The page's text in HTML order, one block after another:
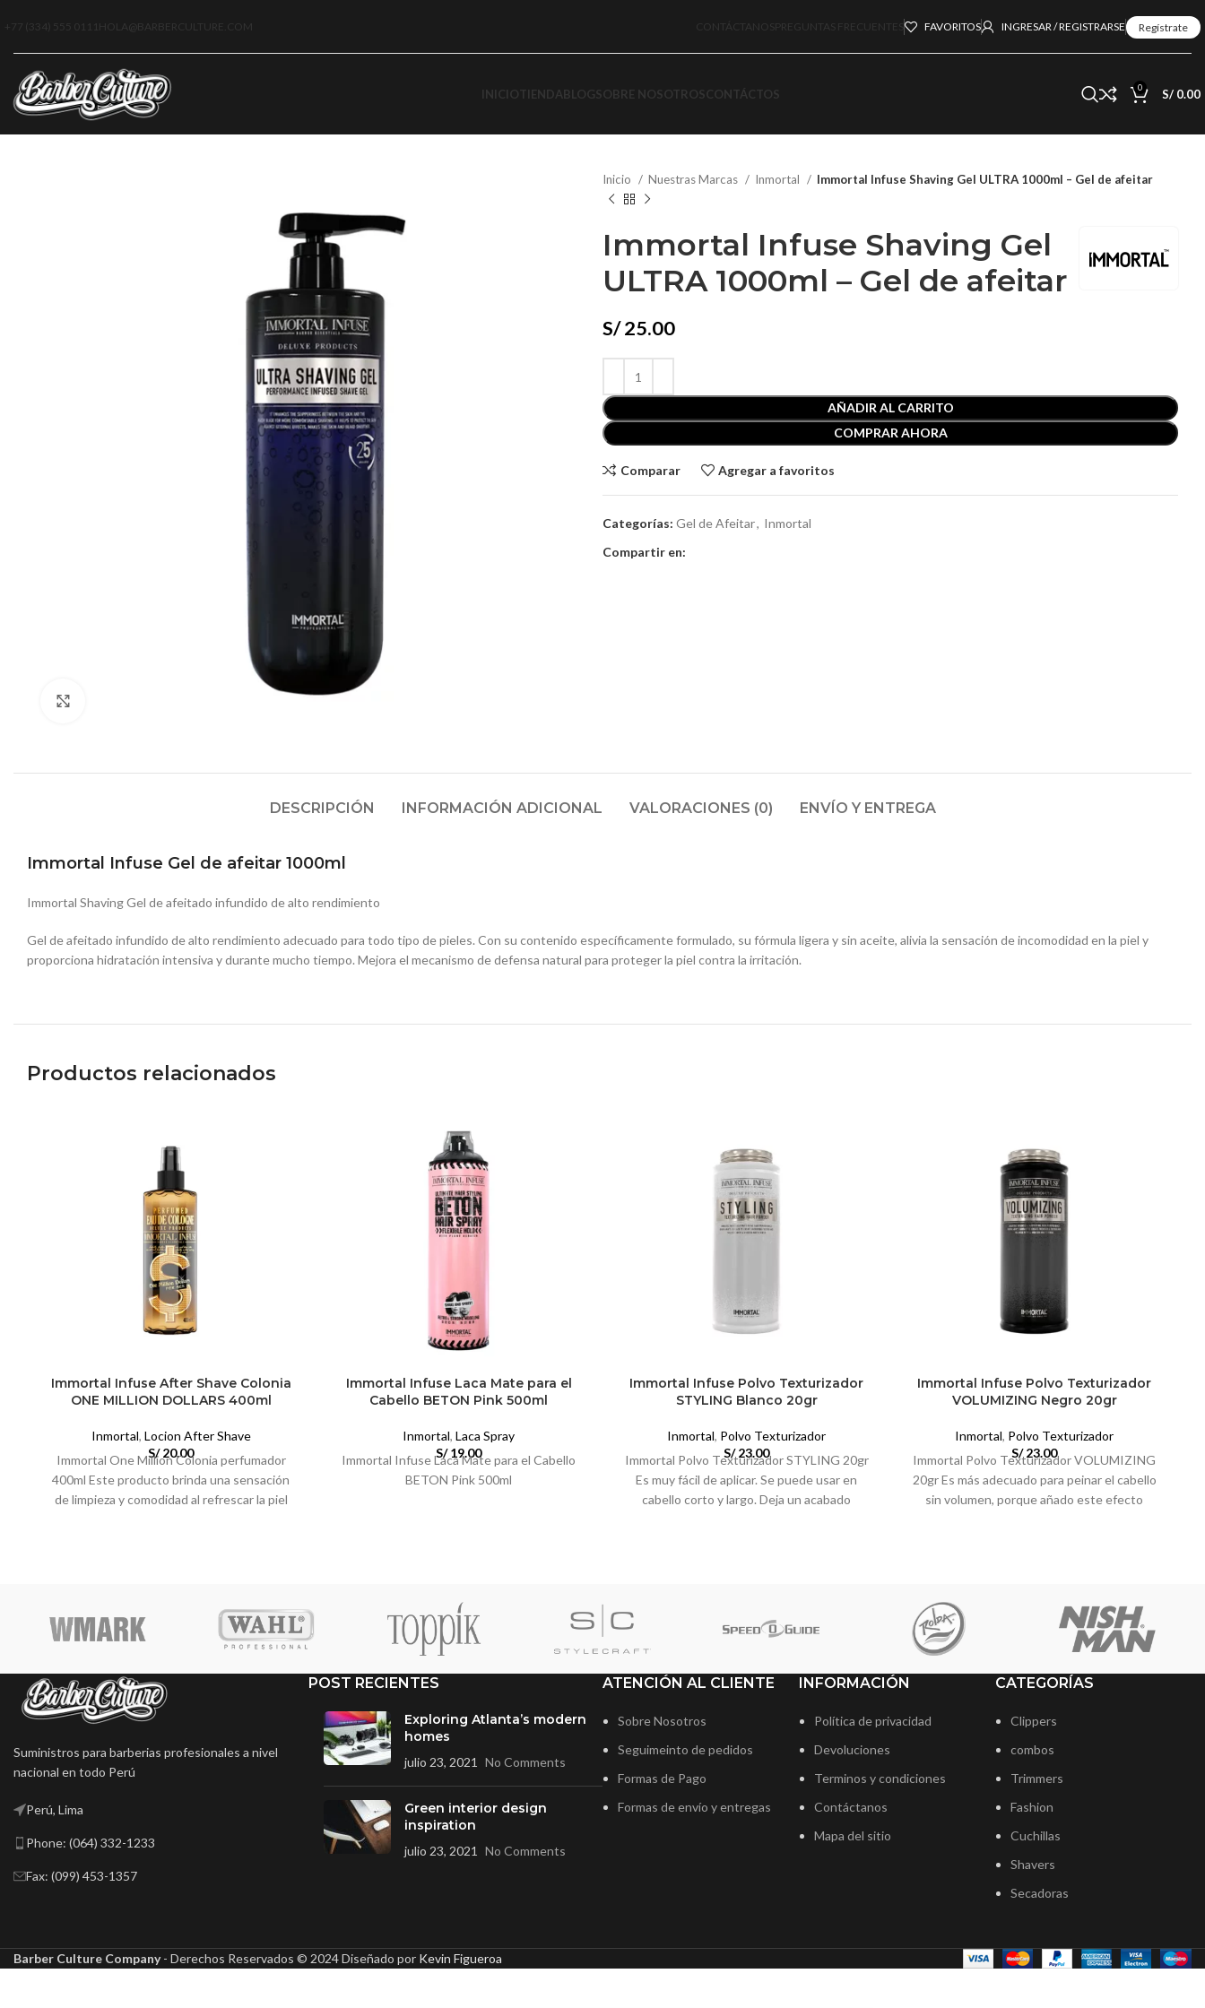
+77 (334) 555 0111 HOLA@BARBERCULTURE.COM CONTÁCTANOS PREGUNTAS FRECUENTES FAVORITOS INGRESAR / REGISTRARSE Regístrate
INICIOTIENDABLOGSOBRE NOSOTROSCONTÁCTOS 0 S/ 0.00
Inicio Nuestras Marcas Inmortal Immortal Infuse Shaving Gel ULTRA 1000ml – Gel de afeitar
Immortal Infuse Shaving Gel
ULTRA 1000ml – Gel de afeitar
S/25.00
AÑADIR AL CARRITO
COMPRAR AHORA
Comparar Agregar a favoritos
Categorías: Gel de Afeitar, Inmortal
Compartir en:
DESCRIPCIÓN INFORMACIÓN ADICIONAL VALORACIONES (0) ENVÍO Y ENTREGA
Immortal Infuse Gel de afeitar 1000ml
Immortal Shaving Gel de afeitado infundido de alto rendimiento
Gel de afeitado infundido de alto rendimiento adecuado para todo tipo de pieles. Con su contenido específicamente formulado, su fórmula ligera y sin aceite, alivia la sensación de incomodidad en la piel y
proporciona hidratación intensiva y durante mucho tiempo. Mejora el mecanismo de defensa natural para proteger la piel contra la irritación.
Productos relacionados
Immortal Infuse After Shave Colonia
ONE MILLION DOLLARS 400ml
Inmortal, Locion After Shave
S/20.00
Immortal One Million Colonia perfumador
400ml Este producto brinda una sensación
de limpieza y comodidad al refrescar la piel
Immortal Infuse Laca Mate para el
Cabello BETON Pink 500ml
Inmortal, Laca Spray
S/19.00
Immortal Infuse Laca Mate para el Cabello
BETON Pink 500ml
Immortal Infuse Polvo Texturizador
STYLING Blanco 20gr
Inmortal, Polvo Texturizador
S/23.00
Immortal Polvo Texturizador STYLING 20gr
Es muy fácil de aplicar. Se puede usar en
cabello corto y largo. Deja un acabado
Immortal Infuse Polvo Texturizador
VOLUMIZING Negro 20gr
Inmortal, Polvo Texturizador
S/23.00
Immortal Polvo Texturizador VOLUMIZING
20gr Es más adecuado para peinar el cabello
sin volumen, porque añado este efecto
Suministros para barberias profesionales a nivel
nacional en todo Perú
Perú, Lima
Phone: (064) 332-1233
Fax: (099) 453-1357
POST RECIENTES
Exploring Atlanta’s modern
homes
julio 23, 2021 No Comments
Green interior design
inspiration
julio 23, 2021 No Comments
ATENCIÓN AL CLIENTE
Sobre Nosotros
Seguimeinto de pedidos
Formas de Pago
Formas de envío y entregas
INFORMACIÓN
Política de privacidad
Devoluciones
Terminos y condiciones
Contáctanos
Mapa del sitio
CATEGORÍAS
Clippers
combos
Trimmers
Fashion
Cuchillas
Shavers
Secadoras
Barber Culture Company- Derechos Reservados © 2024 Diseñado por Kevin Figueroa